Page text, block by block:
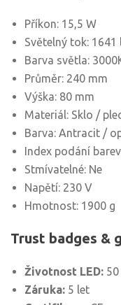
Příkon: 15,5 W
Světelný tok: 1641
Barva světla:
Průměr: 240 mm
Výška: 80 mm
Materiál: Sklo /
Barva: Antracit /
Index podání
Stmívatelné: Ne
Napětí: 230 V
Hmotnost: 1900 g
Trust badges &
Životnost LED:
Záruka: 5 let